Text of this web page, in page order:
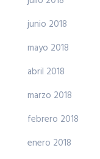
junio 2018
mayo 2018
abril 2018
marzo 2018
febrero 2018
enero 2018